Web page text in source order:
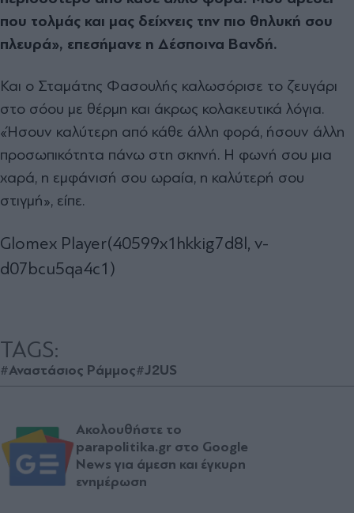
που τολμάς και μας δείχνεις την πιο θηλυκή σου
πλευρά», επεσήμανε η Δέσποινα Βανδή.
Και ο Σταμάτης Φασουλής καλωσόρισε το ζευγάρι
στο σόου με θέρμη και άκρως κολακευτικά λόγια.
«Ήσουν καλύτερη από κάθε άλλη φορά, ήσουν άλλη
προσωπικότητα πάνω στη σκηνή. Η φωνή σου μια
χαρά, η εμφάνισή σου ωραία, η καλύτερή σου
στιγμή», είπε.
Glomex Player(40599x1hkkig7d8l, v-
d07bcu5qa4c1)
TAGS:
#Αναστάσιος Ράμμος#J2US
Ακολουθήστε το
parapolitika.gr στο Google
News για άμεση και έγκυρη
ενημέρωση